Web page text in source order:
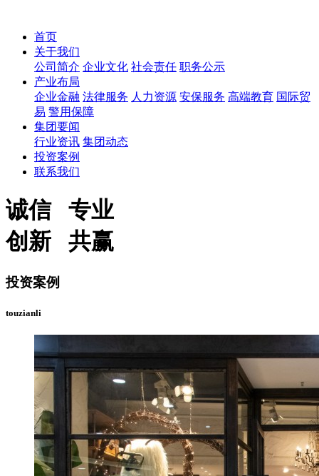
首页
关于我们
公司简介 企业文化 社会责任 职务公示
产业布局
企业金融 法律服务 人力资源 安保服务 高端教育 国际贸
易 警用保障
集团要闻
行业资讯 集团动态
投资案例
联系我们
诚信 专业
创新 共赢
投资案例
touzianli